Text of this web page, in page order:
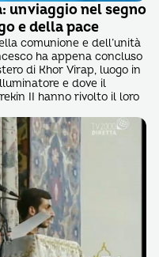
un viaggio nel segno
e della pace
comunione e dell’unità
ha appena concluso
di Khor Virap, luogo in
e dove il
II hanno rivolto il loro